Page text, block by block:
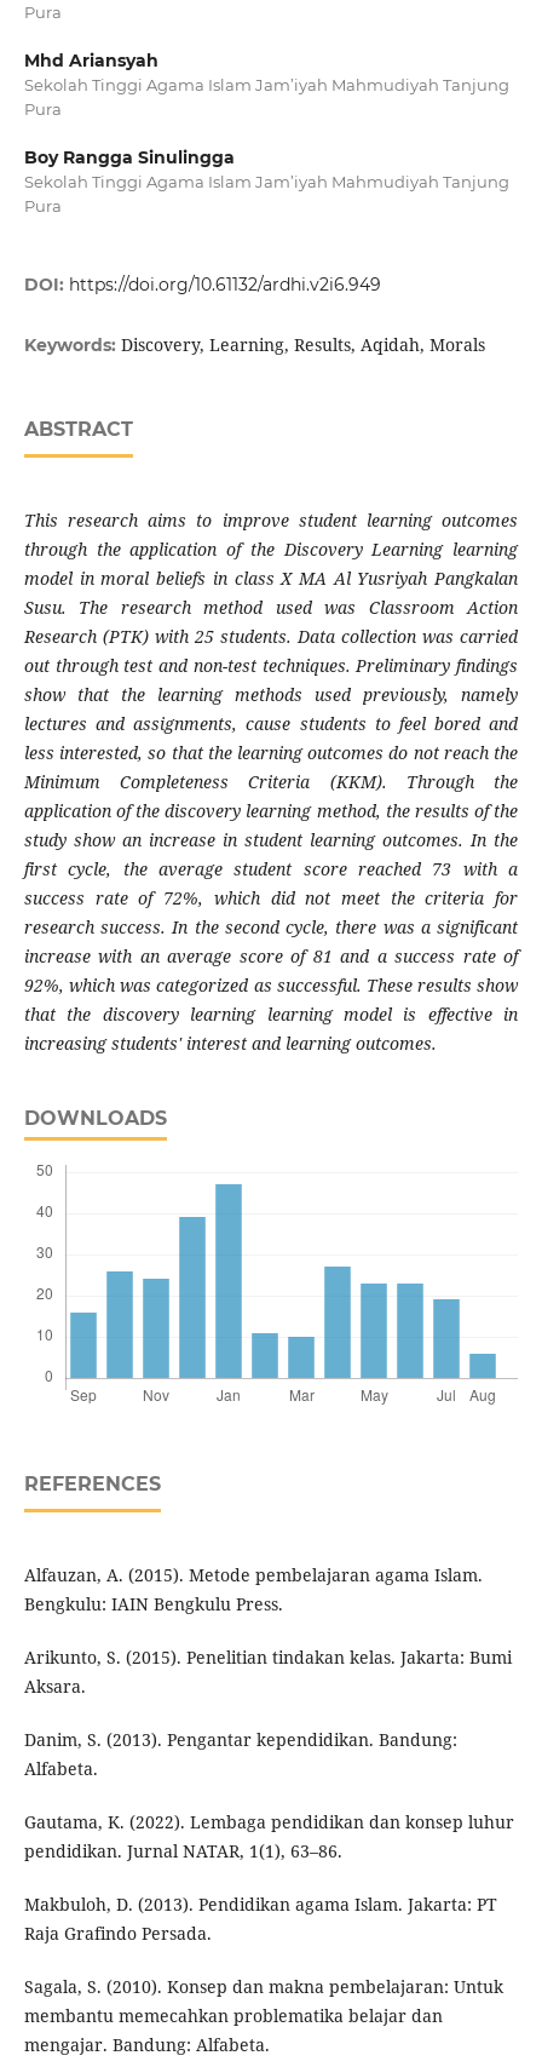
Pura
Mhd Ariansyah
Sekolah Tinggi Agama Islam Jam’iyah Mahmudiyah Tanjung
Pura
Boy Rangga Sinulingga
Sekolah Tinggi Agama Islam Jam’iyah Mahmudiyah Tanjung
Pura
DOI: https://doi.org/10.61132/ardhi.v2i6.949
Keywords: Discovery, Learning, Results, Aqidah, Morals
ABSTRACT
This research aims to improve student learning outcomes
through the application of the Discovery Learning learning
model in moral beliefs in class X MA Al Yusriyah Pangkalan
Susu. The research method used was Classroom Action
Research (PTK) with 25 students. Data collection was carried
out through test and non-test techniques. Preliminary findings
show that the learning methods used previously, namely
lectures and assignments, cause students to feel bored and
less interested, so that the learning outcomes do not reach the
Minimum Completeness Criteria (KKM). Through the
application of the discovery learning method, the results of the
study show an increase in student learning outcomes. In the
first cycle, the average student score reached 73 with a
success rate of 72%, which did not meet the criteria for
research success. In the second cycle, there was a significant
increase with an average score of 81 and a success rate of
92%, which was categorized as successful. These results show
that the discovery learning learning model is effective in
increasing students' interest and learning outcomes.
DOWNLOADS
REFERENCES
Alfauzan, A. (2015). Metode pembelajaran agama Islam.
Bengkulu: IAIN Bengkulu Press.
Arikunto, S. (2015). Penelitian tindakan kelas. Jakarta: Bumi
Aksara.
Danim, S. (2013). Pengantar kependidikan. Bandung:
Alfabeta.
Gautama, K. (2022). Lembaga pendidikan dan konsep luhur
pendidikan. Jurnal NATAR, 1(1), 63–86.
Makbuloh, D. (2013). Pendidikan agama Islam. Jakarta: PT
Raja Grafindo Persada.
Sagala, S. (2010). Konsep dan makna pembelajaran: Untuk
membantu memecahkan problematika belajar dan
mengajar. Bandung: Alfabeta.